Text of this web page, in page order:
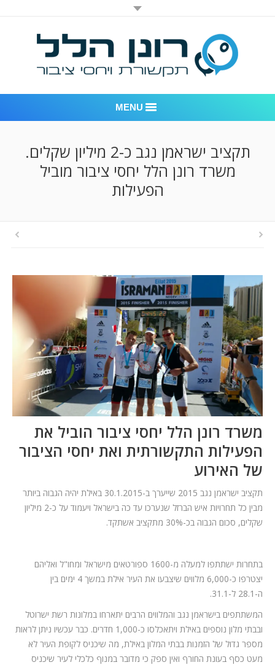
MENU
אודות החברה
דוגמאות לעבודות שביצענו
המלצות
ניהול מוניטין
צור קשר
תקציב ישראמן נגב כ-2 מיליון שקלים.
משרד רונן הלל יחסי ציבור מוביל
הפעילות
משרד רונן הלל יחסי ציבור הוביל את
הפעילות התקשורתית ואת יחסי הציבור
של האירוע
תקציב ישראמן נגב 2015 שייערך ב-30.1.2015 באילת יהיה הגבוה ביותר
מבין כל תחרויות איש הברזל שנערכו עד כה בישראל ויעמוד על כ-2 מיליון
שקלים, סכום הגבוה בכ-30% מתקציב אשתקד.
בתחרות ישתתפו למעלה מ-1600 ספורטאים מישראל ומחו"ל ואליהם
יצטרפו כ-6,000 מלווים שיצבעו את העיר אילת במשך
4 ימים בין
ה- 28.1 ל- 31.1
.
המשתתפים בישראמן נגב והמלווים הרבים יתארחו במלונות רשת ישרוטל
ובבתי מלון נוספים באילת ויתאכלסו כ-1,000 חדרים. כבר עכשיו ניתן לראות
מספר גדול של הזמנות בבתי המלון באילת, מה שיכניס לקופת העיר לא
מעט כסף בעונת החורף ואין ספק כי מדובר במנוף כלכלי לעיר שיכניס